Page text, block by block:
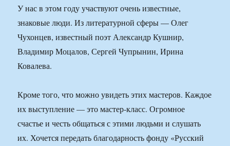
У нас в этом году участвуют очень известные,
знаковые люди. Из литературной сферы — Олег
Чухонцев, известный поэт Александр Кушнир,
Владимир Моцалов, Сергей Чупрынин, Ирина
Ковалева.
Кроме того, что можно увидеть этих мастеров. Каждое
их выступление — это мастер-класс. Огромное
счастье и честь общаться с этими людьми и слушать
их. Хочется передать благодарность фонду «Русский